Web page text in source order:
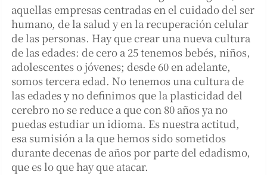
aquellas empresas centradas en el cuidado del ser
humano, de la salud y en la recuperación celular
de las personas. Hay que crear una nueva cultura
de las edades: de cero a 25 tenemos bebés, niños,
adolescentes o jóvenes; desde 60 en adelante,
somos tercera edad. No tenemos una cultura de
las edades y no definimos que la plasticidad del
cerebro no se reduce a que con 80 años ya no
puedas estudiar un idioma. Es nuestra actitud,
esa sumisión a la que hemos sido sometidos
durante decenas de años por parte del edadismo,
que es lo que hay que atacar.